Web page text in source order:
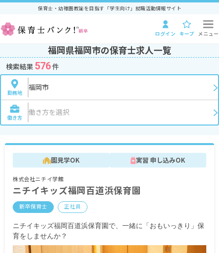
保育士・幼稚園教諭を目指す「学生向け」就職活動情報サイト
ログイン キープ メニュー
福岡県福岡市の保育士求人一覧
検索結果 576件
勤務地
福岡市
働き方
働き方を選択
園見学OK 実習 申し込みOK
株式会社ニチイ学館
ニチイキッズ福岡百道浜保育園
新卒保育士 正社員
ニチイキッズ福岡百道浜保育園で、一緒に「おもいっきり」保
育をしませんか？